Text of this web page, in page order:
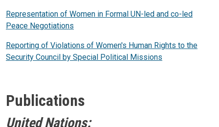
Representation of Women in Formal UN-led and co-led
Peace Negotiations
Reporting of Violations of Women's Human Rights to the
Security Council by Special Political Missions
Publications
United Nations: